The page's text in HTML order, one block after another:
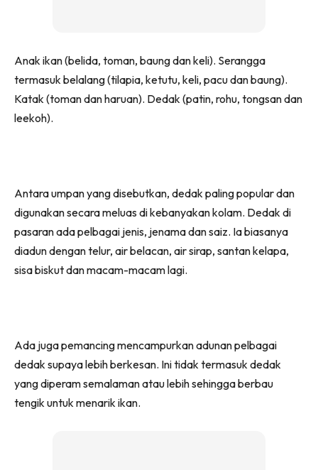
Anak ikan (belida, toman, baung dan keli). Serangga
termasuk belalang (tilapia, ketutu, keli, pacu dan baung).
Katak (toman dan haruan). Dedak (patin, rohu, tongsan dan
leekoh).
Antara umpan yang disebutkan, dedak paling popular dan
digunakan secara meluas di kebanyakan kolam. Dedak di
pasaran ada pelbagai jenis, jenama dan saiz. Ia biasanya
diadun dengan telur, air belacan, air sirap, santan kelapa,
sisa biskut dan macam-macam lagi.
Ada juga pemancing mencampurkan adunan pelbagai
dedak supaya lebih berkesan. Ini tidak termasuk dedak
yang diperam semalaman atau lebih sehingga berbau
tengik untuk menarik ikan.